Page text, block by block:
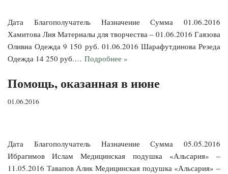
Дата Благополучатель Назначение Сумма 01.06.2016
Хамитова Лия Материалы для творчества – 01.06.2016 Гаязова
Оливиа Одежда 9 150 руб. 01.06.2016 Шарафутдинова Резеда
Одежда 14 250 руб.… Подробнее »
Помощь, оказанная в июне
01.06.2016
Дата Благополучатель Назначение Сумма 05.05.2016
Ибрагимов Ислам Медицинская подушка «Альсария» –
11.05.2016 Тавапов Алик Медицинская подушка «Альсария» –